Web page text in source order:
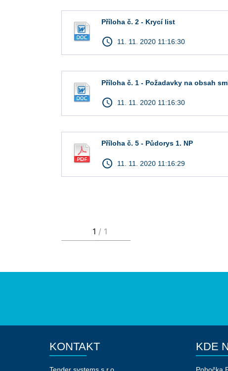
Příloha č. 2 - Krycí list
access_time 11. 11. 2020 11:16:30
Příloha č. 1 - Požadavky na obsah
access_time 11. 11. 2020 11:16:30
Příloha č. 5 - Půdorys 1. NP
access_time 11. 11. 2020 11:16:29
KONTAKT KDE